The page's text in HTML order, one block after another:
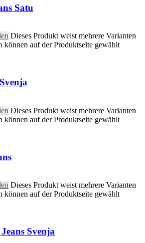
Satu
Dieses Produkt weist mehrere Varianten
können auf der Produktseite gewählt
Dieses Produkt weist mehrere Varianten
können auf der Produktseite gewählt
Dieses Produkt weist mehrere Varianten
können auf der Produktseite gewählt
Svenja